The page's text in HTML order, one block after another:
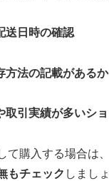
送日時の確認
方法の記載があるか
取引実績が多いシ
て購入する場合は、
もチェック しまし